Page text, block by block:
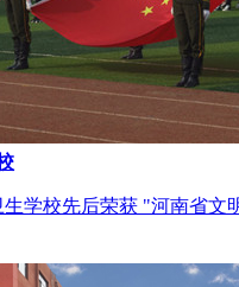
生学校先后荣获 "河南省文